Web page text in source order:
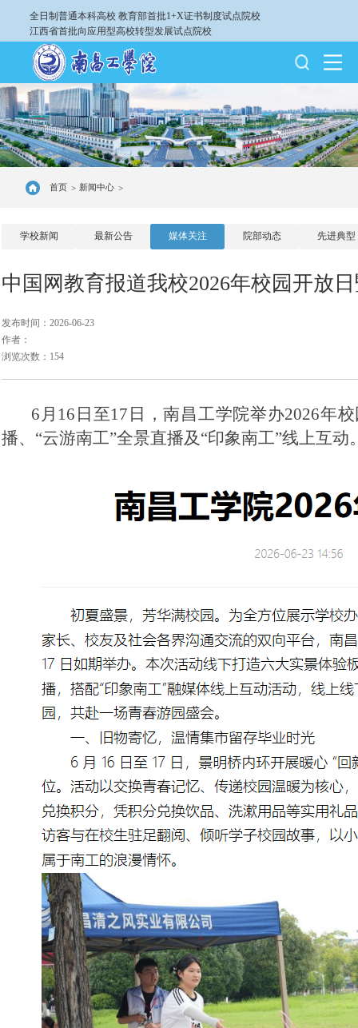
全日制普通本科高校 教育部首批1+X证书制度试点院校
江西省首批向应用型高校转型发展试点院校
首页 > 新闻中心 >
学校新闻 最新公告 媒体关注 院部动态 先进典型
中国网教育报道我校2026年校园开放
发布时间：2026-06-23
作者：
浏览次数：154
6月16日至17日，南昌工学院举办2026年
播、“云游南工”全景直播及“印象南工”线上互